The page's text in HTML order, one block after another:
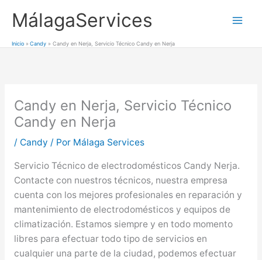
MálagaServices
Inicio Candy Candy en Nerja, Servicio Técnico Candy en Nerja
Candy en Nerja, Servicio Técnico
Candy en Nerja
/ Candy / Por Málaga Services
Servicio Técnico de electrodomésticos Candy Nerja.
Contacte con nuestros técnicos, nuestra empresa
cuenta con los mejores profesionales en reparación y
mantenimiento de electrodomésticos y equipos de
climatización. Estamos siempre y en todo momento
libres para efectuar todo tipo de servicios en
cualquier una parte de la ciudad, podemos efectuar